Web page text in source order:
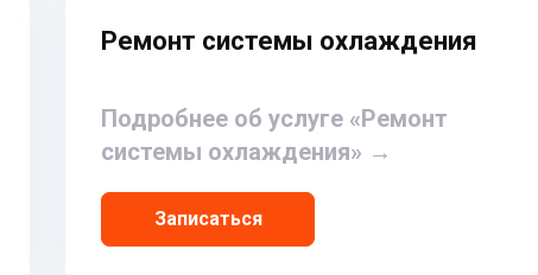
Ремонт системы охлаждения
Подробнее об услуге «Ремонт
системы охлаждения» →
Записаться